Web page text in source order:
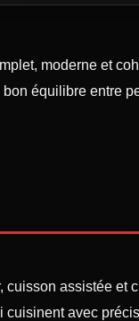
moderne et
équilibre entre
assistée et
cuisinent avec